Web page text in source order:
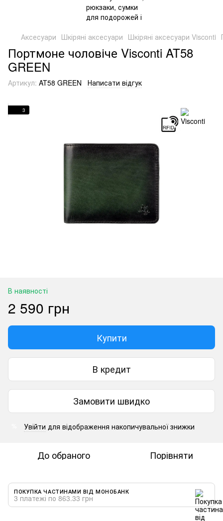
Аксесуари Шкіряні аксесуари Шкіряні аксесуари Visconti
Портмоне чоловіче Visconti AT58
GREEN
Артикул: AT58 GREEN Написати відгук
3
В наявності
2 590 грн
Купити
В кредит
Замовити швидко
Увійти для відображення накопичувальної знижки
До обраного Порівняти
ПОКУПКА ЧАСТИНАМИ ВІД МОНОБАНК
3 платежі по 863.33 грн